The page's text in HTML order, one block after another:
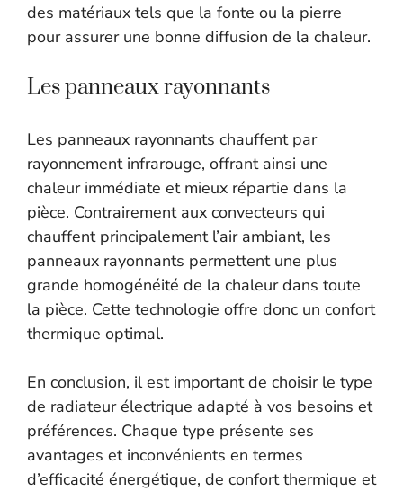
des matériaux tels que la fonte ou la pierre
pour assurer une bonne diffusion de la chaleur.
Les panneaux rayonnants
Les panneaux rayonnants chauffent par
rayonnement infrarouge, offrant ainsi une
chaleur immédiate et mieux répartie dans la
pièce. Contrairement aux convecteurs qui
chauffent principalement l’air ambiant, les
panneaux rayonnants permettent une plus
grande homogénéité de la chaleur dans toute
la pièce. Cette technologie offre donc un confort
thermique optimal.
En conclusion, il est important de choisir le type
de radiateur électrique adapté à vos besoins et
préférences. Chaque type présente ses
avantages et inconvénients en termes
d’efficacité énergétique, de confort thermique et